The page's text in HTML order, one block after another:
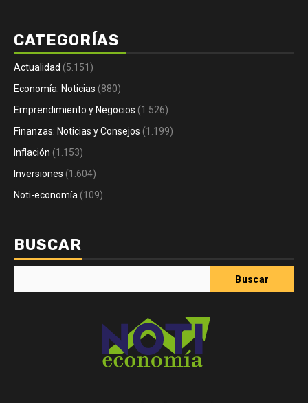
CATEGORÍAS
Actualidad (5.151)
Economía: Noticias (880)
Emprendimiento y Negocios (1.526)
Finanzas: Noticias y Consejos (1.199)
Inflación (1.153)
Inversiones (1.604)
Noti-economía (109)
BUSCAR
Buscar